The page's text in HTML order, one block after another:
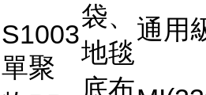
S1003
單聚
袋、
地毯
底布
通用